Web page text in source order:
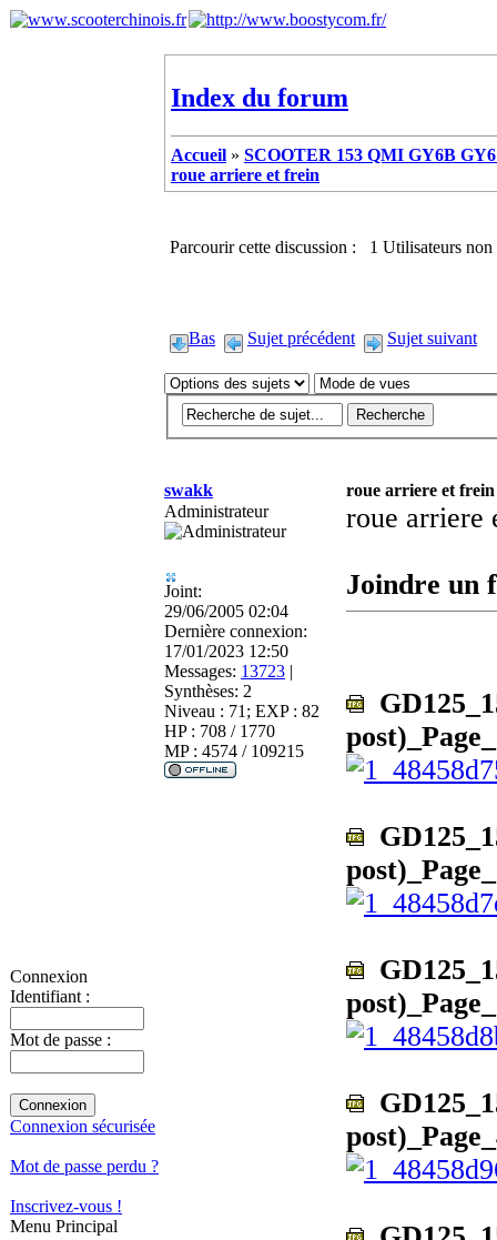
Connexion
Identifiant :
Mot de passe :
Connexion sécurisée
Mot de passe perdu ?
Inscrivez-vous !
Menu Principal
Index du forum
Accueil » SCOOTER 153 QMI GY6B
roue arriere et frein
Parcourir cette discussion : 1 Utilisateurs non
Bas Sujet précédent Sujet suivant
swakk
roue arriere et frein
Administrateur
Joint:
29/06/2005 02:04
Dernière connexion:
17/01/2023 12:50
Messages: 13723 |
Synthèses: 2
Niveau : 71; EXP : 82
HP : 708 / 1770
MP : 4574 / 109215
roue arriere
Joindre un